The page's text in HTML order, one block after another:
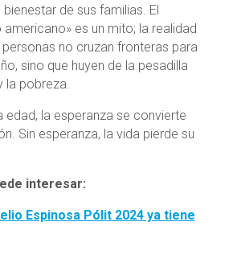
de sus familias. El
es un mito; la realidad
no cruzan fronteras para
sino que huyen de la pesadilla
la pobreza.
edad, la esperanza se convierte
Sin esperanza, la vida pierde su
interesar:
Espinosa Pólit 2024 ya tiene